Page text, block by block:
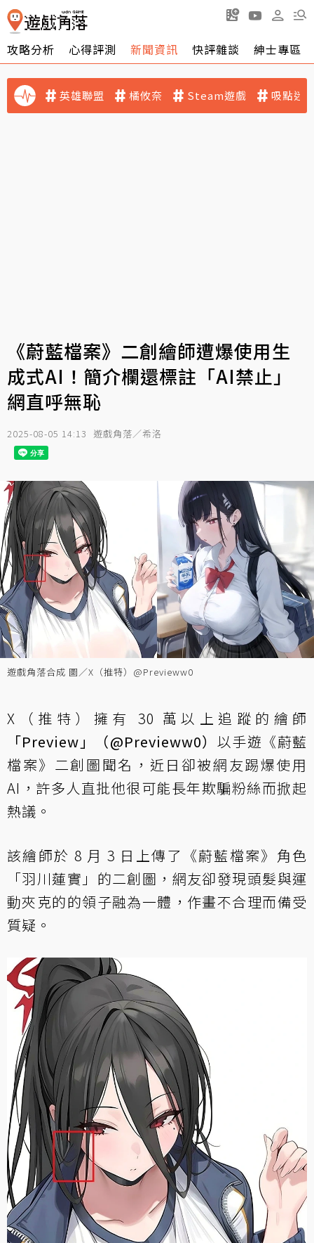
攻略分析 心得評測 新聞資訊 快評雜談 紳士專區
英雄聯盟 橘攸奈 Steam遊戲 吸點迷
《蔚藍檔案》二創繪師遭爆使用生
成式AI！簡介欄還標註「AI禁止」
網直呼無恥
2025-08-05 14:13 遊戲角落／希洛
遊戲角落合成 圖／X（推特）@Previeww0
X（推特）擁有 30 萬以上追蹤的繪師
「Preview」（@Previeww0） 以手遊《蔚藍
檔案》二創圖聞名，近日卻被網友踢爆使用
AI，許多人直批他很可能長年欺騙粉絲而掀起
熱議。
該繪師於 8 月 3 日上傳了《蔚藍檔案》角色
「羽川蓮實」的二創圖，網友卻發現頭髮與運
動夾克的的領子融為一體，作畫不合理而備受
質疑。